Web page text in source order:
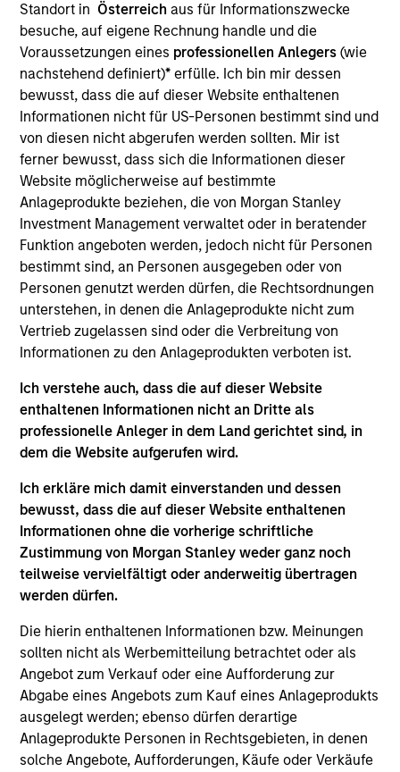
Standort in Österreich aus für Informationszwecke
besuche, auf eigene Rechnung handle und die
Voraussetzungen eines professionellen Anlegers(wie
nachstehend definiert)* erfülle. Ich bin mir dessen
bewusst, dass die auf dieser Website enthaltenen
Informationen nicht für US-Personen bestimmt sind und
von diesen nicht abgerufen werden sollten. Mir ist
ferner bewusst, dass sich die Informationen dieser
Website möglicherweise auf bestimmte
Anlageprodukte beziehen, die von Morgan Stanley
Investment Management verwaltet oder in beratender
Funktion angeboten werden, jedoch nicht für Personen
bestimmt sind, an Personen ausgegeben oder von
Personen genutzt werden dürfen, die Rechtsordnungen
unterstehen, in denen die Anlageprodukte nicht zum
Vertrieb zugelassen sind oder die Verbreitung von
Informationen zu den Anlageprodukten verboten ist.
Ich verstehe auch, dass die auf dieser Website
enthaltenen Informationen nicht an Dritte als
professionelle Anleger in dem Land gerichtet sind, in
dem die Website aufgerufen wird.
Ich erkläre mich damit einverstanden und dessen
bewusst, dass die auf dieser Website enthaltenen
Informationen ohne die vorherige schriftliche
Zustimmung von Morgan Stanley weder ganz noch
teilweise vervielfältigt oder anderweitig übertragen
werden dürfen.
Die hierin enthaltenen Informationen bzw. Meinungen
sollten nicht als Werbemitteilung betrachtet oder als
Angebot zum Verkauf oder eine Aufforderung zur
Abgabe eines Angebots zum Kauf eines Anlageprodukts
ausgelegt werden; ebenso dürfen derartige
Anlageprodukte Personen in Rechtsgebieten, in denen
solche Angebote, Aufforderungen, Käufe oder Verkäufe
Factsheet
Factsheet (DE)
Wesentliche
Anlegerinformationen
(KID)
Wegweiser zur
Fonds-Abwicklung
Commodities
ISIN: LU2607330102
Parametric Commodity Fund
Investment Team:Parametric Systematic
Strategies Team
Share Class:Z
Factsheet Factsheet (DE)
Kommentar
Wesentliche
Anlegerinformationen
(KID)
Wegweiser zur
Fonds-Abwicklung
Derivatives
Parametric Global Defensive Equity Fund
Investment Team: Parametric Liquid
Alternatives Team
Share Class: Z
Kommentar
Wesentliche
Anlegerinformationen
(KID)
Wegweiser zur
Fonds-Abwicklung
Emerging Markets Debt